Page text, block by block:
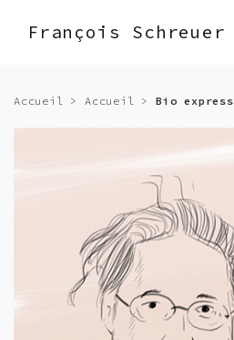
François Schreuer
Accueil >Accueil >Bio express